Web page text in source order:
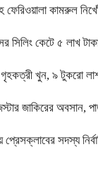
ফেরিওয়ালা কামরুল
সিলিং কেটে ৫ লাখ
গৃহকত্রী খুন, ৯ টুকরো
জাকিরের অবসান,
প্রেসক্লাবের সদস্য